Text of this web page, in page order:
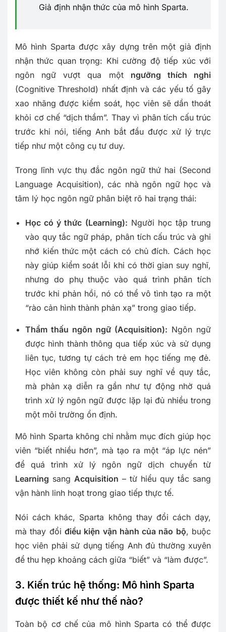
Giả định nhận thức của mô hình Sparta.
Mô hình Sparta được xây dựng trên một giả định
nhận thức quan trọng: Khi cường độ tiếp xúc với
ngôn ngữ vượt qua một ngưỡng thích nghi
(Cognitive Threshold) nhất định và các yếu tố gây
xao nhãng được kiểm soát, học viên sẽ dần thoát
khỏi cơ chế “dịch thầm”. Thay vì phân tích cấu trúc
trước khi nói, tiếng Anh bắt đầu được xử lý trực
tiếp như một công cụ tư duy.
Trong lĩnh vực thụ đắc ngôn ngữ thứ hai (Second
Language Acquisition), các nhà ngôn ngữ học và
tâm lý học ngôn ngữ phân biệt rõ hai trạng thái:
Học có ý thức (Learning): Người học tập trung
vào quy tắc ngữ pháp, phân tích cấu trúc và ghi
nhớ kiến thức một cách có chủ đích. Cách học
này giúp kiểm soát lỗi khi có thời gian suy nghĩ,
nhưng do phụ thuộc vào quá trình phân tích
trước khi phản hồi, nó có thể vô tình tạo ra một
“rào cản hình thành phản xạ” trong giao tiếp.
Thẩm thấu ngôn ngữ (Acquisition): Ngôn ngữ
được hình thành thông qua tiếp xúc và sử dụng
liên tục, tương tự cách trẻ em học tiếng mẹ đẻ.
Học viên không còn phải suy nghĩ về quy tắc,
mà phản xạ diễn ra gần như tự động nhờ quá
trình xử lý ngôn ngữ được lặp lại đủ nhiều trong
một môi trường ổn định.
Mô hình Sparta không chỉ nhằm mục đích giúp học
viên “biết nhiều hơn”, mà tạo ra một “áp lực nén”
để quá trình xử lý ngôn ngữ dịch chuyển từ
Learning sang Acquisition – từ hiểu quy tắc sang
vận hành linh hoạt trong giao tiếp thực tế.
Nói cách khác, Sparta không thay đổi cách dạy,
mà thay đổi điều kiện vận hành của não bộ, buộc
học viên phải sử dụng tiếng Anh đủ thường xuyên
để thu hẹp khoảng cách giữa “biết” và “làm được”.
3. Kiến trúc hệ thống: Mô hình Sparta
được thiết kế như thế nào?
Toàn bộ cơ chế của mô hình Sparta có thể được